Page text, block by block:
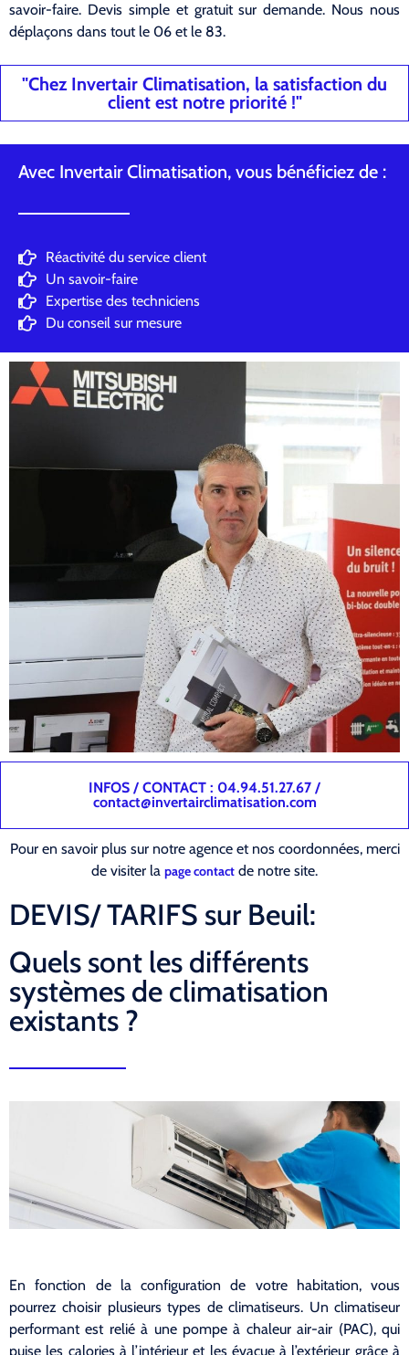
savoir-faire. Devis simple et gratuit sur demande. Nous nous
déplaçons dans tout le 06 et le 83.
"Chez Invertair Climatisation, la satisfaction du
client est notre priorité !"
Avec Invertair Climatisation, vous bénéficiez de :
Réactivité du service client
Un savoir-faire
Expertise des techniciens
Du conseil sur mesure
INFOS / CONTACT : 04.94.51.27.67 /
contact@invertairclimatisation.com
Pour en savoir plus sur notre agence et nos coordonnées, merci
de visiter la page contact de notre site.
DEVIS/ TARIFS sur Beuil:
Quels sont les différents
systèmes de climatisation
existants ?
En fonction de la configuration de votre habitation, vous
pourrez choisir plusieurs types de climatiseurs. Un climatiseur
performant est relié à une pompe à chaleur air-air (PAC), qui
puise les calories à l’intérieur et les évacue à l’extérieur grâce à